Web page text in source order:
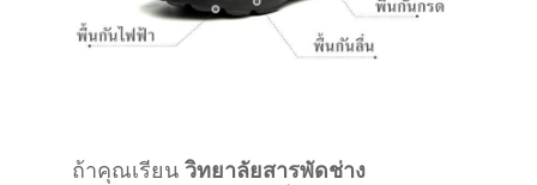
ถ้าคุณเรียน วิทยาลัยสารพัดช่าง